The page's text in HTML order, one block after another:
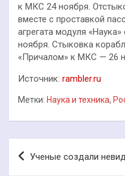
к МКС 24 ноября.
вместе с проставкой
агрегата модуля
ноября. Стыковка
«Причалом» к МКС — 26
Источник: rambler.ru
Метки: Наука и техника,
Навигация
Ученые создали